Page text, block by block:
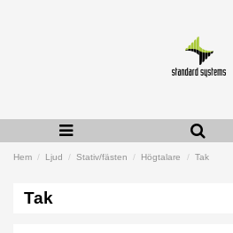
Hem Ljud Stativ/fästen Högtalare Tak
Tak